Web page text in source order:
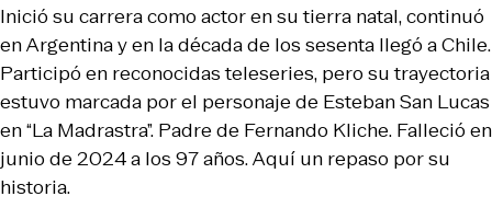
Inició su carrera como actor en su tierra natal, continuó
en Argentina y en la década de los sesenta llegó a Chile.
Participó en reconocidas teleseries, pero su trayectoria
estuvo marcada por el personaje de Esteban San Lucas
en “La Madrastra”. Padre de Fernando Kliche. Falleció en
junio de 2024 a los 97 años. Aquí un repaso por su
historia.